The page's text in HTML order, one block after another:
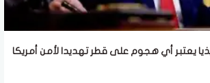
يعتبر أي هجوم على قطر تهديدا لأمن أمريكا